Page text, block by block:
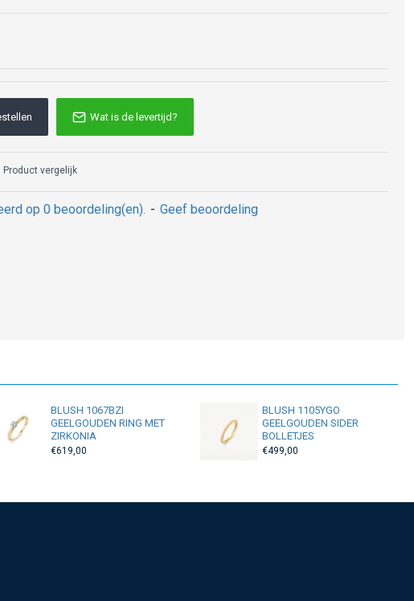
op 0 beoordeling(en). - Geef beoordeling
Wat is de levertijd?
Product vergelijk
BLUSH 1067BZI
GEELGOUDEN RING MET
ZIRKONIA
€619,00
BLUSH 1105YGO
GEELGOUDEN SIDER
BOLLETJES
€499,00